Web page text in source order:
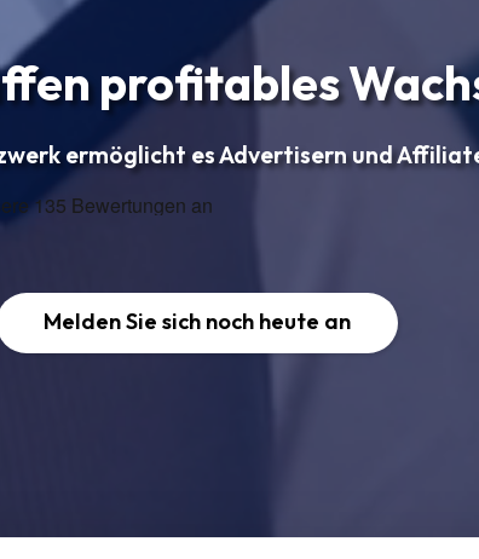
profitables
ermöglicht es Advertisern und
Melden Sie sich noch heute an